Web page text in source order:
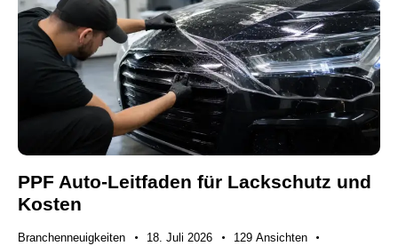
PPF Auto-Leitfaden für Lackschutz und
Kosten
Branchenneuigkeiten 18. Juli 2026 129 Ansichten